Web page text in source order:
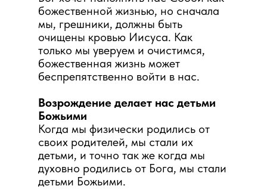
божественной жизнью, но сначала
мы, грешники, должны быть
очищены кровью Иисуса. Как
только мы уверуем и очистимся,
божественная жизнь может
беспрепятственно войти в нас.
Возрождение делает нас детьми
Божьими
Когда мы физически родились от
своих родителей, мы стали их
детьми, и точно так же когда мы
духовно родились от Бога, мы стали
детьми Божьими.